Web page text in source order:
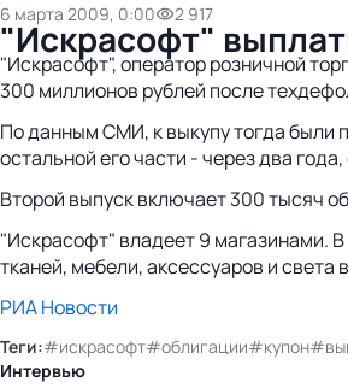
6 марта 2009, 0:00 2 917
"Искрасофт"
"Искрасофт", оператор розничной
300 миллионов рублей после
По данным СМИ, к выкупу тогда были
остальной его части - через два
Второй выпуск включает 300 тысяч
"Искрасофт" владеет 9 магазинами.
тканей, мебели, аксессуаров и
РИА Новости
Теги:#искрасофт#облигации#купон
Интервью